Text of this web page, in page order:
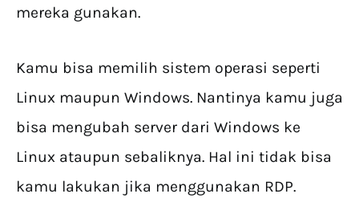
mereka gunakan.
Kamu bisa memilih sistem operasi seperti
Linux maupun Windows. Nantinya kamu juga
bisa mengubah server dari Windows ke
Linux ataupun sebaliknya. Hal ini tidak bisa
kamu lakukan jika menggunakan RDP.